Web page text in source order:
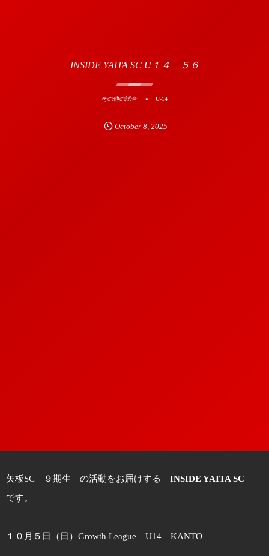
INSIDE YAITA SC U１４ ５６
その他の試合 U-14
October 8, 2025
矢板SC ９期生 の活動をお届けする INSIDE YAITA SC
です。
１０月５日（日）Growth League U14 KANTO